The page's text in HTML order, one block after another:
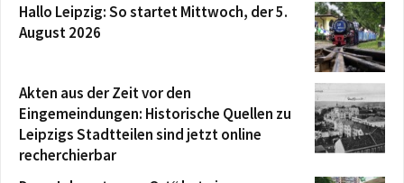
Hallo Leipzig: So startet Mittwoch, der 5.
August 2026
Akten aus der Zeit vor den
Eingemeindungen: Historische Quellen zu
Leipzigs Stadtteilen sind jetzt online
recherchierbar